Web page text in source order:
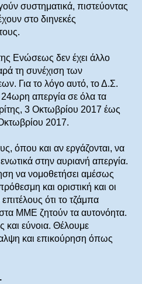
συστηματικά, πιστεύοντας
στο διηνεκές
Ενώσεως δεν έχει άλλο
τη συνέχιση των
Για το λόγο αυτό, το Δ.Σ.
απεργία σε όλα τα
3 Οκτωβρίου 2017 έως
2017.
όπου και αν εργάζονται, να
στην αυριανή απεργία.
να νομοθετήσει αμέσως
και οριστική και οι
ότι το τζάμπα
στα ΜΜΕ ζητούν τα αυτονόητα.
και εύνοια. Θέλουμε
και επικούρηση όπως